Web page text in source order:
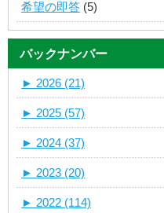
希望の即答 (5)
バックナンバー
► 2026 (21)
► 2025 (57)
► 2024 (37)
► 2023 (20)
► 2022 (114)